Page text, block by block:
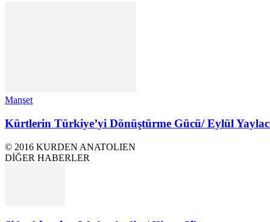
Manşet
Kürtlerin Türkiye’yi Dönüştürme Gücü/ Eylül
© 2016 KURDEN ANATOLIEN
DİĞER HABERLER